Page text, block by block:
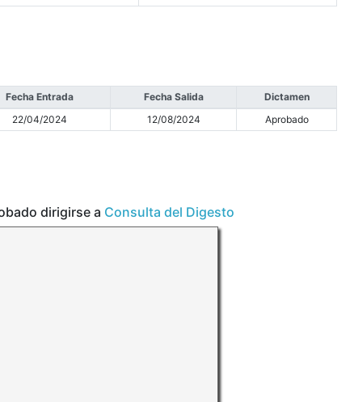
Fecha Entrada Fecha Salida
Dictamen
22/04/2024 12/08/2024 Aprobado
dirigirse a Consulta del Digesto